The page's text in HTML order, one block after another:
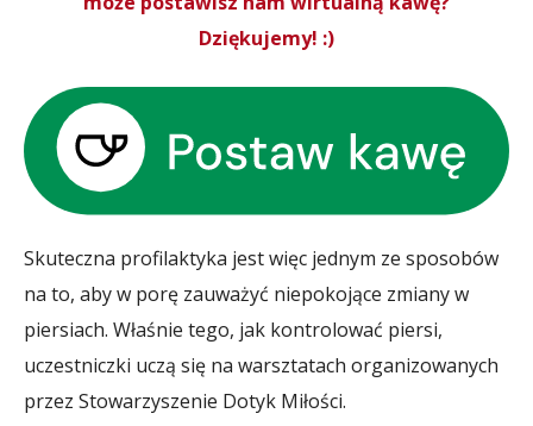
Dziękujemy! :)
Skuteczna profilaktyka jest więc jednym ze sposobów
na to, aby w porę zauważyć niepokojące zmiany w
piersiach. Właśnie tego, jak kontrolować piersi,
uczestniczki uczą się na warsztatach organizowanych
przez Stowarzyszenie Dotyk Miłości.